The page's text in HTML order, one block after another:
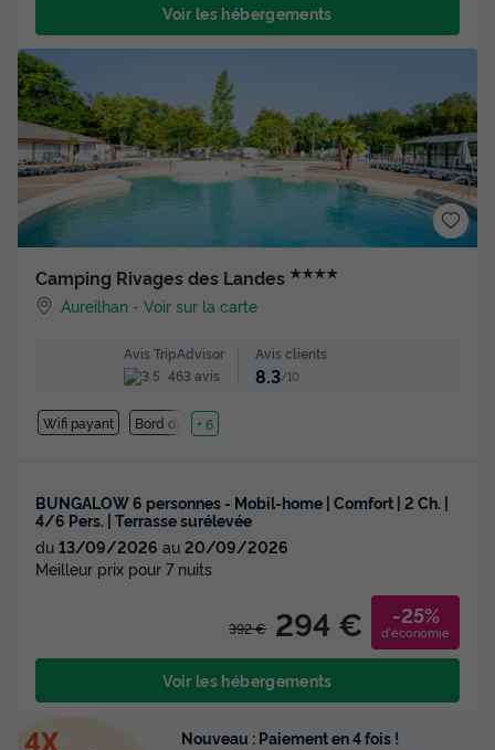
Voir les hébergements
Camping Rivages des Landes ★★★★
Aureilhan -Voir sur la carte
Avis TripAdvisor
463 avis
Avis clients
8.3/10
Wifi payant Bord de mer
+ 6
BUNGALOW 6 personnes - Mobil-home | Comfort | 2 Ch. |
4/6 Pers. | Terrasse surélevée
du 13/09/2026 au 20/09/2026
Meilleur prix pour 7 nuits
392 € 294 € -25%
d'économie
Voir les hébergements
Nouveau : Paiement en 4 fois !